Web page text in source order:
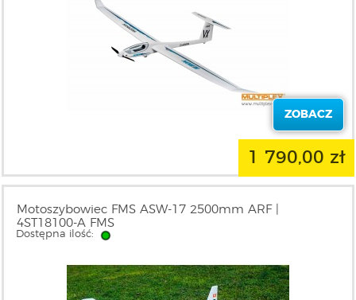
ZOBACZ
1 790,00 zł
Motoszybowiec FMS ASW-17 2500mm ARF |
4ST18100-A FMS
Dostępna ilość: